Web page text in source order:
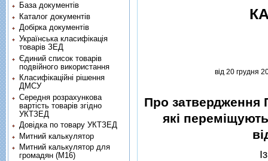
вiд 20 грудня
Про затвердження
якi
База документів
Каталог документів
Добірка документів
Українська класифікація
товарів ЗЕД
Єдиний список товарів
подвійного використання
Класифікаційні рішення
ДМСУ
Середня розрахункова
вартість товарів згідно
УКТЗЕД
Довідка по товару УКТЗЕД
Митний калькулятор
Митний калькулятор для
громадян (М16)